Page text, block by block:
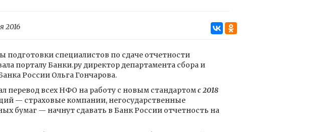
2016
подготовки специалистов по сдаче отчетности
порталу Банки.ру директор департамента сбора и
России Ольга Гончарова.
перевод всех НФО на работу с новым стандартомс 2018
— страховые компании, негосударственные
бумаг — начнут сдавать в Банк России отчетность на